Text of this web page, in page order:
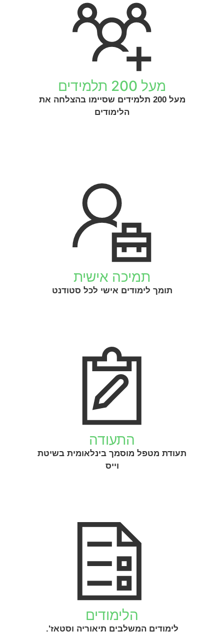
מעל 200 תלמידים
מעל 200 תלמידים שסיימו בהצלחה את
הלימודים
תמיכה אישית
תומך לימודים אישי לכל סטודנט
התעודה
תעודת מטפל מוסמך בינלאומית בשיטת
וייס
הלימודים
לימודים המשלבים תיאוריה וסטאז'.